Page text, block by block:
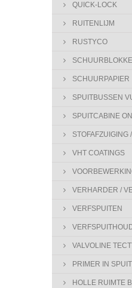
QUICK-LOCK
RUITENLIJM
RUSTYCO
SCHUURPAPIER
SPUITBUSSEN
SPUITCABINE
STOFAFZUIGING
VHT COATINGS
VERHARDER /
VERFSPUITEN
VALVOLINE
PRIMER IN
HOLLE RUIMTE